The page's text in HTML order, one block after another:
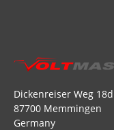
Dickenreiser Weg 18d
87700 Memmingen
Germany